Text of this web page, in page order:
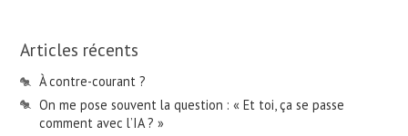
Articles récents
À contre-courant ?
On me pose souvent la question : « Et toi, ça se passe
comment avec l’IA ? »